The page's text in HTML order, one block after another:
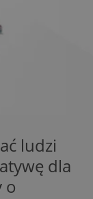
ludzi
dla
o